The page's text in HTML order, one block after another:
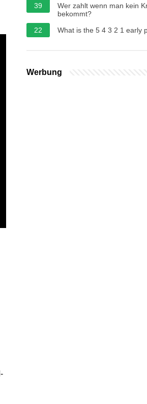
39
Wer zahlt wenn man kein
bekommt?
22
What is the 5 4 3 2 1 early
Werbung